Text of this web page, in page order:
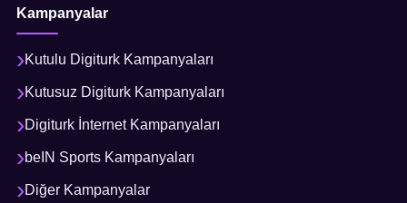
Kampanyalar
Kutulu Digiturk Kampanyaları
Kutusuz Digiturk Kampanyaları
Digiturk İnternet Kampanyaları
beIN Sports Kampanyaları
Diğer Kampanyalar